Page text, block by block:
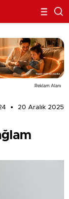
Reklam Alanı
20 Aralık 2025